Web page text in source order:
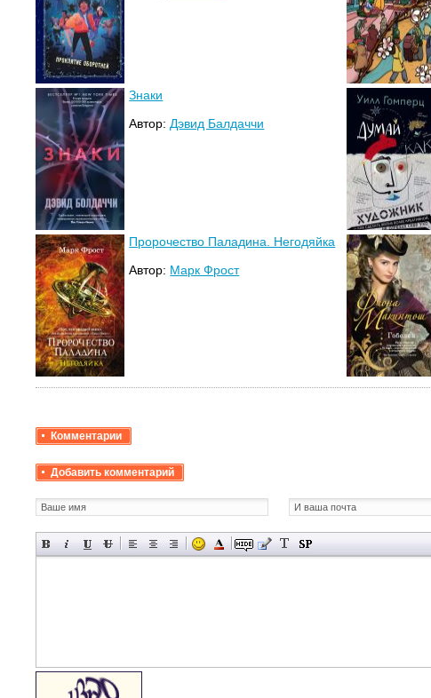
Знаки
Автор:Дэвид Балдаччи
Пророчество Паладина. Негодяйка
Автор: Марк Фрост
Комментарии
Добавить комментарий